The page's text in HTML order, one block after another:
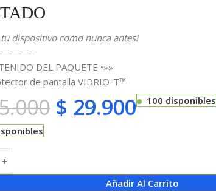
tu dispositivo como nunca antes!
DEL PAQUETE •»»
de pantalla VIDRIO-T™
$ 29.900 100 disponibles
Añadir Al Carrito